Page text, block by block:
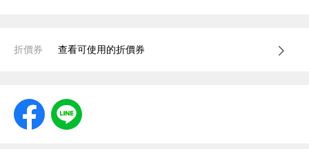
折價券 查看可使用的折價券